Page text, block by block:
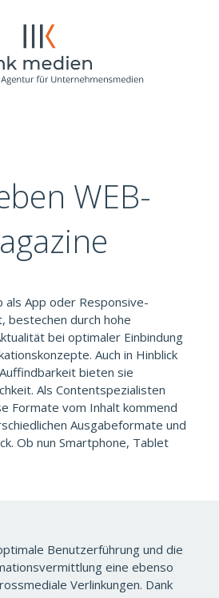
WEB-
als App oder Responsive-
bestechen durch hohe
bei optimaler Einbindung
Auch in Hinblick
bieten sie
Als Contentspezialisten
Formate vom Inhalt kommend
Ausgabeformate und
Ob nun Smartphone, Tablet
Benutzerführung und die
eine ebenso
Verlinkungen. Dank